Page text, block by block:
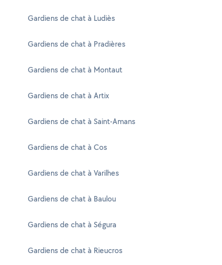
Gardiens de chat à Ludiès
Gardiens de chat à Pradières
Gardiens de chat à Montaut
Gardiens de chat à Artix
Gardiens de chat à Saint-Amans
Gardiens de chat à Cos
Gardiens de chat à Varilhes
Gardiens de chat à Baulou
Gardiens de chat à Ségura
Gardiens de chat à Rieucros